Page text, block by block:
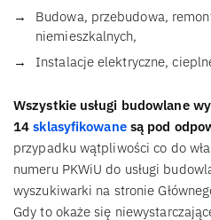
Budowa, przebudowa,
niemieszkalnych,
Instalacje elektryczne,
Wszystkie usługi budowlane
14sklasyfikowanesą pod
przypadku wątpliwości co do
numeru PKWiU do usługi
wyszukiwarki na stronie
Gdy to okaże się